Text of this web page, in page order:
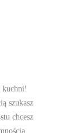
kuchni!
szukasz
chcesz